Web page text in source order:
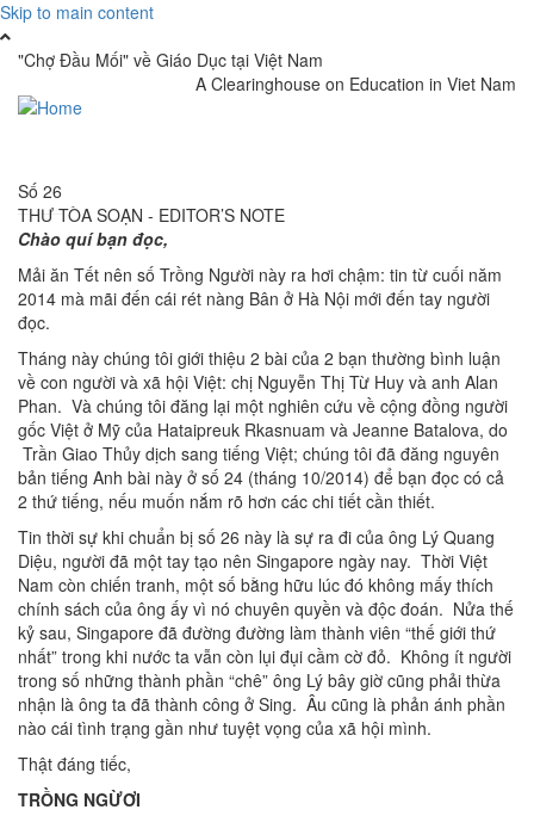
Skip to main content
"Chợ Đầu Mối" về Giáo Dục tại Việt Nam
A Clearinghouse on Education in Viet Nam
Số 26
THƯ TÒA SOẠN - EDITOR’S NOTE
Chào quí bạn đọc,
Mải ăn Tết nên số Trồng Người này ra hơi chậm: tin từ cuối năm
2014 mà mãi đến cái rét nàng Bân ở Hà Nội mới đến tay người
đọc.
Tháng này chúng tôi giới thiệu 2 bài của 2 bạn thường bình luận
về con người và xã hội Việt: chị Nguyễn Thị Từ Huy và anh Alan
Phan. Và chúng tôi đăng lại một nghiên cứu về cộng đồng người
gốc Việt ở Mỹ của Hataipreuk Rkasnuam và Jeanne Batalova, do
Trần Giao Thủy dịch sang tiếng Việt; chúng tôi đã đăng nguyên
bản tiếng Anh bài này ở số 24 (tháng 10/2014) để bạn đọc có cả
2 thứ tiếng, nếu muốn nắm rõ hơn các chi tiết cần thiết.
Tin thời sự khi chuẩn bị số 26 này là sự ra đi của ông Lý Quang
Diệu, người đã một tay tạo nên Singapore ngày nay. Thời Việt
Nam còn chiến tranh, một số bằng hữu lúc đó không mấy thích
chính sách của ông ấy vì nó chuyên quyền và độc đoán. Nửa thế
kỷ sau, Singapore đã đường đường làm thành viên “thế giới thứ
nhất” trong khi nước ta vẫn còn lụi đụi cầm cờ đỏ. Không ít người
trong số những thành phần “chê” ông Lý bây giờ cũng phải thừa
nhận là ông ta đã thành công ở Sing. Âu cũng là phản ánh phần
nào cái tình trạng gần như tuyệt vọng của xã hội mình.
Thật đáng tiếc,
TRỒNG NGỪƠI